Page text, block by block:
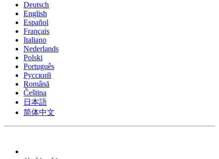
Deutsch
English
Español
Français
Italiano
Nederlands
Polski
Português
Pусский
Română
Čeština
日本語
简体中文